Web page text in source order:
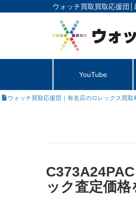
ウォッチ買取買取応援団│
YouTube
ウォッチ買取応援団｜有名店のロレックス買
ック査定価格